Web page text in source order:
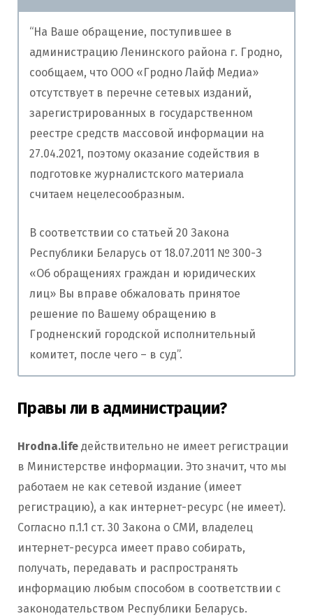
“На Ваше обращение, поступившее в
администрацию Ленинского района г. Гродно,
сообщаем, что ООО «Гродно Лайф Медиа»
отсутствует в перечне сетевых изданий,
зарегистрированных в государственном
реестре средств массовой информации на
27.04.2021, поэтому оказание содействия в
подготовке журналистского материала
считаем нецелесообразным.
В соответствии со статьей 20 Закона
Республики Беларусь от 18.07.2011 № 300-З
«Об обращениях граждан и юридических
лиц» Вы вправе обжаловать принятое
решение по Вашему обращению в
Гродненский городской исполнительный
комитет, после чего – в суд”.
Правы ли в администрации?
Hrodna.life действительно не имеет регистрации
в Министерстве информации. Это значит, что мы
работаем не как сетевой издание (имеет
регистрацию), а как интернет-ресурс (не имеет).
Согласно п.1.1 ст. 30 Закона о СМИ, владелец
интернет-ресурса имеет право собирать,
получать, передавать и распространять
информацию любым способом в соответствии с
законодательством Республики Беларусь.